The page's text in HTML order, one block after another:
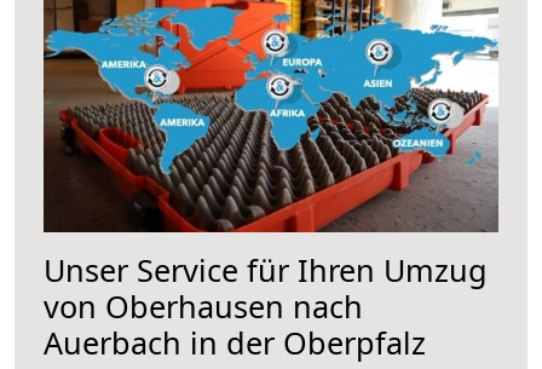
Unser Service für Ihren Umzug
von Oberhausen nach
Auerbach in der Oberpfalz